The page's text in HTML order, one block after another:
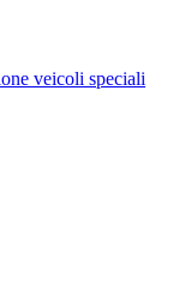
veicoli speciali